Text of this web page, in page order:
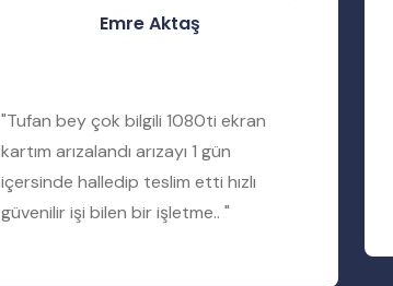
Emre Aktaş
"Tufan bey çok bilgili 1080ti ekran
kartım arızalandı arızayı 1 gün
içersinde halledip teslim etti hızlı
güvenilir işi bilen bir işletme.. "